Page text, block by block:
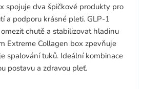
spojuje dva špičkové produkty pro
a podporu krásné pleti. GLP-1
chutě a stabilizovat hladinu
Extreme Collagen box zpevňuje
spalování tuků. Ideální kombinace
postavu a zdravou pleť.